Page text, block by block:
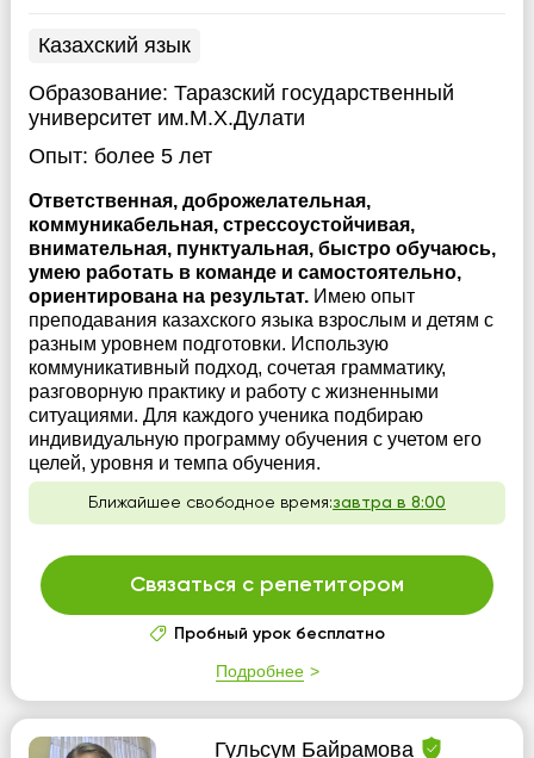
Казахский язык
Образование: Таразский государственный
университет им.М.Х.Дулати
Опыт: более 5 лет
Ответственная, доброжелательная,
коммуникабельная, стрессоустойчивая,
внимательная, пунктуальная, быстро обучаюсь,
умею работать в команде и самостоятельно,
ориентирована на результат. Имею опыт
преподавания казахского языка взрослым и детям с
разным уровнем подготовки. Использую
коммуникативный подход, сочетая грамматику,
разговорную практику и работу с жизненными
ситуациями. Для каждого ученика подбираю
индивидуальную программу обучения с учетом его
целей, уровня и темпа обучения.
Ближайшее свободное время:завтра в 8:00
Связаться с репетитором
Пробный урок бесплатно
Подробнее
Гульсум Байрамова